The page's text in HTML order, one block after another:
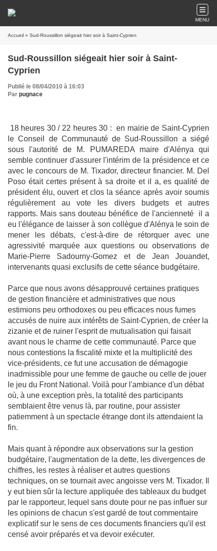
MENU
Accueil » Sud-Roussillon siégeait hier soir à Saint-Cyprien
Sud-Roussillon siégeait hier soir à Saint-
Cyprien
Publié le 08/04/2010 à 16:03
Par pugnace
18 heures 30 / 22 heures 30 : en mairie de Saint-Cyprien
le Conseil de Communauté de Sud-Roussillon a siégé
sous l'autorité de M. PUMAREDA maire d'Alénya qui
semble continuer d'assurer l'intérim de la présidence et ce
avec le concours de M. Tixador, directeur financier. M. Del
Poso était certes présent à sa droite et il a, es qualité de
président élu, ouvert et clos la séance après avoir soumis
régulièrement au vote les divers budgets et autres
rapports. Mais sans douteau bénéfice de l'ancienneté il a
eu l'élégance de laisser à son collègue d'Alénya le soin de
mener les débats, c'est-à-dire de rétorquer avec une
agressivité marquée aux questions ou observations de
Marie-Pierre Sadourny-Gomez et de Jean Jouandet,
intervenants quasi exclusifs de cette séance budgétaire.
Parce que nous avons désapprouvé certaines pratiques
de gestion financière et administratives que nous
estimions peu orthodoxes ou peu efficaces nous fumes
accusés de nuire aux intérêts de Saint-Cyprien, de créer la
zizanie et de ruiner l'esprit de mutualisation qui faisait
avant nous le charme de cette communauté. Parce que
nous contestions la fiscalité mixte et la multiplicité des
vice-présidents, ce fut une accusation de démagogie
inadmissible pour une femme de gauche ou celle de jouer
le jeu du Front National. Voilà pour l'ambiance d'un débat
où, à une exception près, la totalité des participants
semblaient être venus là, par routine, pour assister
patiemment à un spectacle étrange dont ils attendaient la
fin.
Mais quant à répondre aux observations sur la gestion
budgétaire, l'augmentation de la dette, les divergences de
chiffres, les restes à réaliser et autres questions
techniques, on se tournait avec angoisse vers M. Tixador. Il
y eut bien sûr la lecture appliquée des tableaux du budget
par le rapporteur, lequel sans doute pour ne pas influer sur
les opinions de chacun s'est gardé de tout commentaire
explicatif sur le sens de ces documents financiers qu'il est
censé avoir préparés et va devoir exécuter.